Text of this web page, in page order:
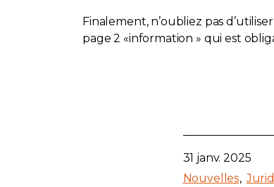
Finalement, n’oubliez pas
page 2 «information » qui est
31 janv. 2025
Nouvelles